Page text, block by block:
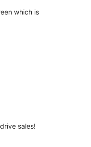
which is
sales!